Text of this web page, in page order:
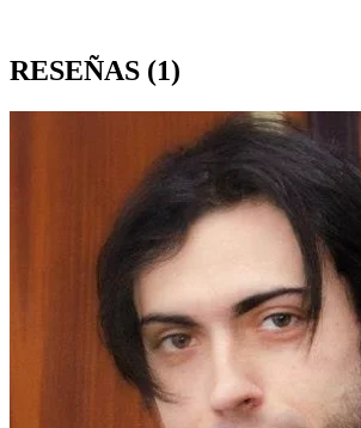
RESEÑAS (1)